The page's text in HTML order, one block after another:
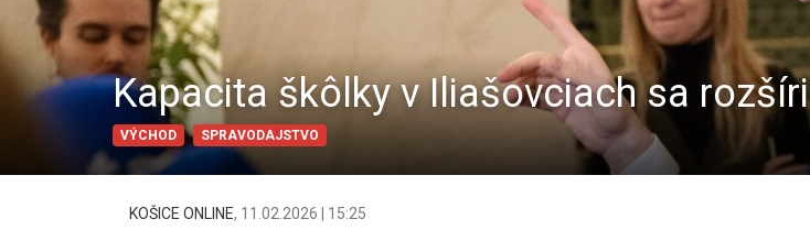
Kapacita škôlky v Iliašovciach sa rozšíri
VÝCHOD SPRAVODAJSTVO
KOŠICE ONLINE, 11.02.2026 | 15:25